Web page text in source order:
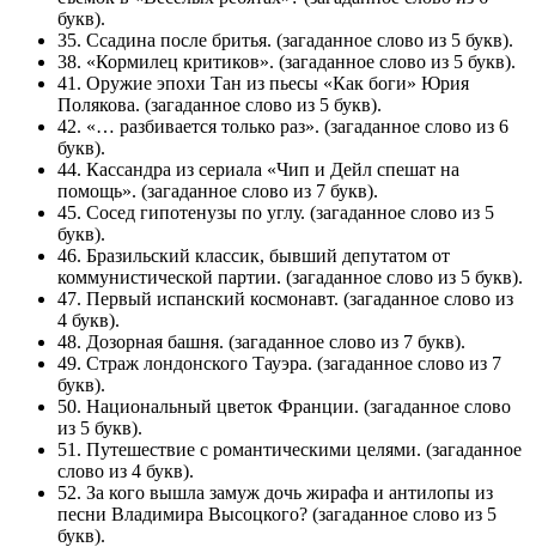
букв).
35. Ссадина после бритья. (загаданное слово из 5 букв).
38. «Кормилец критиков». (загаданное слово из 5 букв).
41. Оружие эпохи Тан из пьесы «Как боги» Юрия
Полякова. (загаданное слово из 5 букв).
42. «… разбивается только раз». (загаданное слово из 6
букв).
44. Кассандра из сериала «Чип и Дейл спешат на
помощь». (загаданное слово из 7 букв).
45. Сосед гипотенузы по углу. (загаданное слово из 5
букв).
46. Бразильский классик, бывший депутатом от
коммунистической партии. (загаданное слово из 5 букв).
47. Первый испанский космонавт. (загаданное слово из
4 букв).
48. Дозорная башня. (загаданное слово из 7 букв).
49. Страж лондонского Тауэра. (загаданное слово из 7
букв).
50. Национальный цветок Франции. (загаданное слово
из 5 букв).
51. Путешествие с романтическими целями. (загаданное
слово из 4 букв).
52. За кого вышла замуж дочь жирафа и антилопы из
песни Владимира Высоцкого? (загаданное слово из 5
букв).